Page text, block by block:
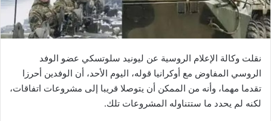
نقلت وكالة الإعلام الروسية عن ليونيد سلوتسكي عضو الوفد
الروسي المفاوض مع أوكرانيا قوله، اليوم الأحد، أن الوفدين أحرزا
تقدما مهما، وأنه من الممكن أن يتوصلا قريبا إلى مشروعات اتفاقات،
لكنه لم يحدد ما ستتناوله المشروعات تلك.